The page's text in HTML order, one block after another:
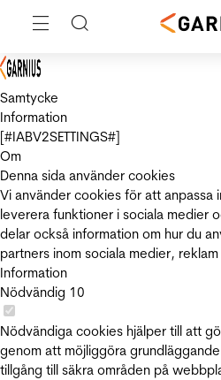
Samtycke
Information
[#IABV2SETTINGS#]
Om
Denna sida använder cookies
Vi använder cookies för att anpassa
leverera funktioner i sociala medier
delar också information om hur du
partners inom sociala medier,
Information
Nödvändig 10
Nödvändiga cookies hjälper till att
genom att möjliggöra
tillgång till säkra områden på